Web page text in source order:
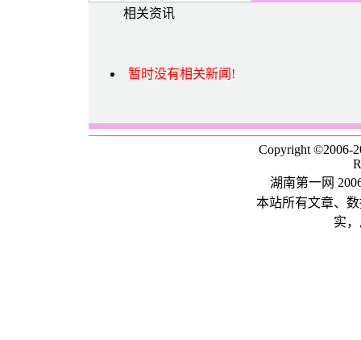
相关资讯
暂时没有相关新闻!
Copyright ©2006-
湖南第一网
本站所有文章、
实